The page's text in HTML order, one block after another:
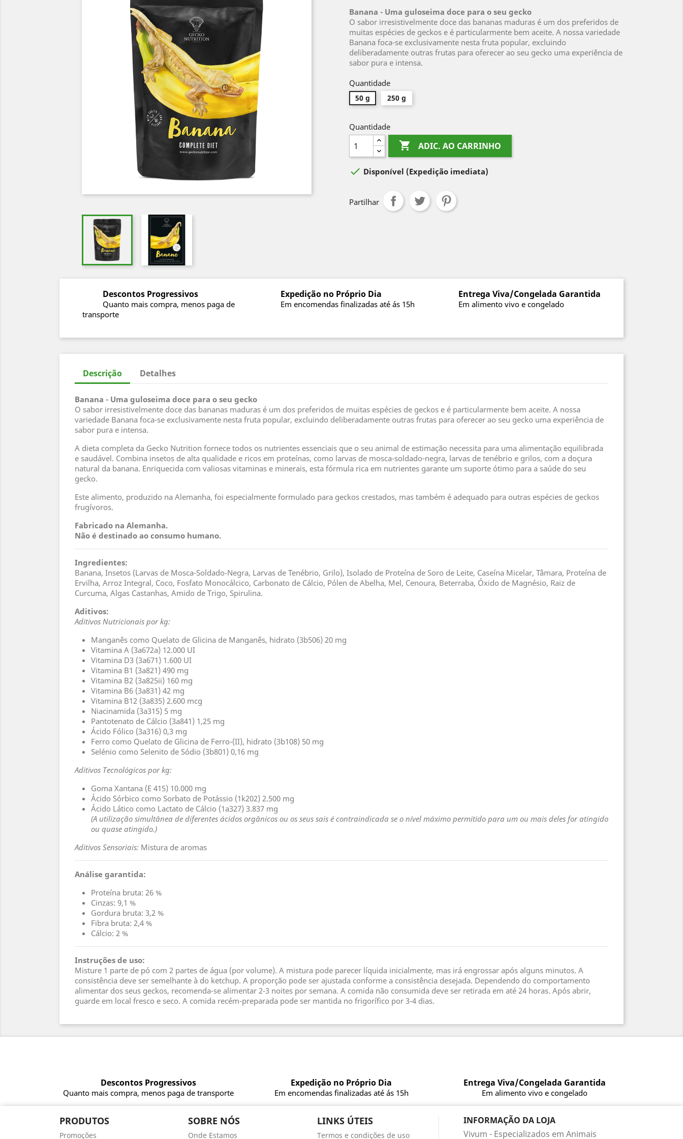
Banana - Uma guloseima doce para o seu gecko
O sabor irresistivelmente doce das bananas maduras é um dos preferidos de
muitas espécies de geckos e é particularmente bem aceite. A nossa variedade
Banana foca-se exclusivamente nesta fruta popular, excluindo
deliberadamente outras frutas para oferecer ao seu gecko uma experiência de
sabor pura e intensa.
Quantidade
50 g 250 g
Quantidade
 ADIC. AO CARRINHO
 Disponível (Expedição imediata)
Partilhar
Descontos Progressivos
Quanto mais compra, menos paga de
transporte
Expedição no Próprio Dia
Em encomendas finalizadas até ás 15h
Entrega Viva/Congelada Garantida
Em alimento vivo e congelado
Descrição Detalhes
Banana - Uma guloseima doce para o seu gecko
O sabor irresistivelmente doce das bananas maduras é um dos preferidos de muitas espécies de geckos e é particularmente bem aceite. A nossa
variedade Banana foca-se exclusivamente nesta fruta popular, excluindo deliberadamente outras frutas para oferecer ao seu gecko uma experiência de
sabor pura e intensa.
A dieta completa da Gecko Nutrition fornece todos os nutrientes essenciais que o seu animal de estimação necessita para uma alimentação equilibrada
e saudável. Combina insetos de alta qualidade e ricos em proteínas, como larvas de mosca-soldado-negra, larvas de tenébrio e grilos, com a doçura
natural da banana. Enriquecida com valiosas vitaminas e minerais, esta fórmula rica em nutrientes garante um suporte ótimo para a saúde do seu
gecko.
Este alimento, produzido na Alemanha, foi especialmente formulado para geckos crestados, mas também é adequado para outras espécies de geckos
frugívoros.
Fabricado na Alemanha.
Não é destinado ao consumo humano.
Ingredientes:
Banana, Insetos (Larvas de Mosca-Soldado-Negra, Larvas de Tenébrio, Grilo), Isolado de Proteína de Soro de Leite, Caseína Micelar, Tâmara, Proteína de
Ervilha, Arroz Integral, Coco, Fosfato Monocálcico, Carbonato de Cálcio, Pólen de Abelha, Mel, Cenoura, Beterraba, Óxido de Magnésio, Raiz de
Curcuma, Algas Castanhas, Amido de Trigo, Spirulina.
Aditivos:
Aditivos Nutricionais por kg:
Manganês como Quelato de Glicina de Manganês, hidrato (3b506) 20 mg
Vitamina A (3a672a) 12.000 UI
Vitamina D3 (3a671) 1.600 UI
Vitamina B1 (3a821) 490 mg
Vitamina B2 (3a825ii) 160 mg
Vitamina B6 (3a831) 42 mg
Vitamina B12 (3a835) 2.600 mcg
Niacinamida (3a315) 5 mg
Pantotenato de Cálcio (3a841) 1,25 mg
Ácido Fólico (3a316) 0,3 mg
Ferro como Quelato de Glicina de Ferro-(II), hidrato (3b108) 50 mg
Selénio como Selenito de Sódio (3b801) 0,16 mg
Aditivos Tecnológicos por kg:
Goma Xantana (E 415) 10.000 mg
Ácido Sórbico como Sorbato de Potássio (1k202) 2.500 mg
Ácido Lático como Lactato de Cálcio (1a327) 3.837 mg
(A utilização simultânea de diferentes ácidos orgânicos ou os seus sais é contraindicada se o nível máximo permitido para um ou mais deles for atingido
ou quase atingido.)
Aditivos Sensoriais: Mistura de aromas
Análise garantida:
Proteína bruta: 26 %
Cinzas: 9,1 %
Gordura bruta: 3,2 %
Fibra bruta: 2,4 %
Cálcio: 2 %
Instruções de uso:
Misture 1 parte de pó com 2 partes de água (por volume). A mistura pode parecer líquida inicialmente, mas irá engrossar após alguns minutos. A
consistência deve ser semelhante à do ketchup. A proporção pode ser ajustada conforme a consistência desejada. Dependendo do comportamento
alimentar dos seus geckos, recomenda-se alimentar 2-3 noites por semana. A comida não consumida deve ser retirada em até 24 horas. Após abrir,
guarde em local fresco e seco. A comida recém-preparada pode ser mantida no frigorífico por 3-4 dias.
Descontos Progressivos
Quanto mais compra, menos paga de transporte
Expedição no Próprio Dia
Em encomendas finalizadas até ás 15h
Entrega Viva/Congelada Garantida
Em alimento vivo e congelado
PRODUTOS
Promoções
SOBRE NÓS
Onde Estamos
LINKS ÚTEIS
Termos e condições de uso
INFORMAÇÃO DA LOJA
Vivum - Especializados em Animais